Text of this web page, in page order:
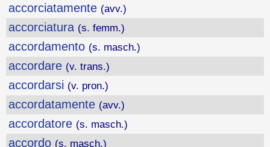
accorciatamente (avv.)
accorciatura (s. femm.)
accordamento (s. masch.)
accordare (v. trans.)
accordarsi (v. pron.)
accordatamente (avv.)
accordatore (s. masch.)
accordo (s. masch.)